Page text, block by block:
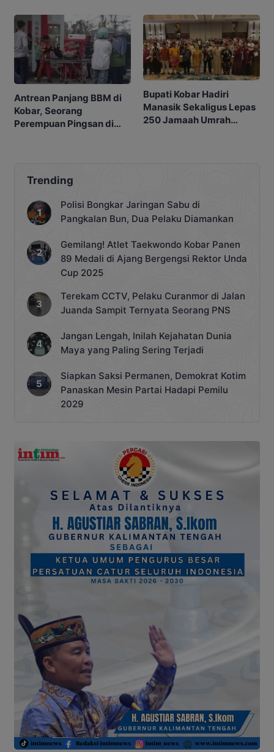
Antrean Panjang BBM di
Kobar, Seorang
Perempuan Pingsan di
Bupati Kobar Hadiri
Manasik Sekaligus Lepas
250 Jamaah Umrah
Trending
Polisi Bongkar Jaringan Sabu di
Pangkalan Bun, Dua Pelaku Diamankan
Gemilang! Atlet Taekwondo Kobar Panen
89 Medali di Ajang Bergengsi Rektor Unda
Cup 2025
Terekam CCTV, Pelaku Curanmor di Jalan
Juanda Sampit Ternyata Seorang PNS
Jangan Lengah, Inilah Kejahatan Dunia
Maya yang Paling Sering Terjadi
Siapkan Saksi Permanen, Demokrat Kotim
Panaskan Mesin Partai Hadapi Pemilu
2029